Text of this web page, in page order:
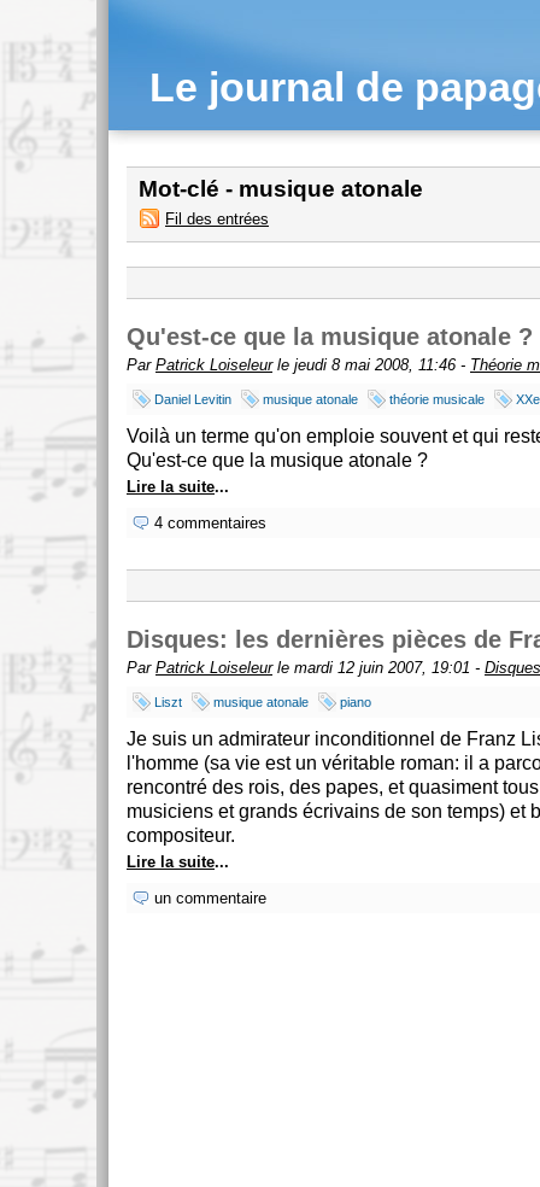
Le journal de
Mot-clé - musique atonale
Fil des entrées
Qu'est-ce que la musique atonale ?
Par Patrick Loiseleurle jeudi 8 mai 2008, 11:46 - Théorie
Daniel Levitin musique atonale théorie musicale
Voilà un terme qu'on emploie souvent et qui
Qu'est-ce que la musique atonale ?
Lire la suite...
4 commentaires
Disques: les dernières pièces de
Par Patrick Loiseleurle mardi 12 juin 2007, 19:01 - Disques
Liszt musique atonale piano
Je suis un admirateur inconditionnel de Franz
l'homme (sa vie est un véritable roman: il a
rencontré des rois, des papes, et quasiment
musiciens et grands écrivains de son temps) et
compositeur.
Lire la suite...
un commentaire